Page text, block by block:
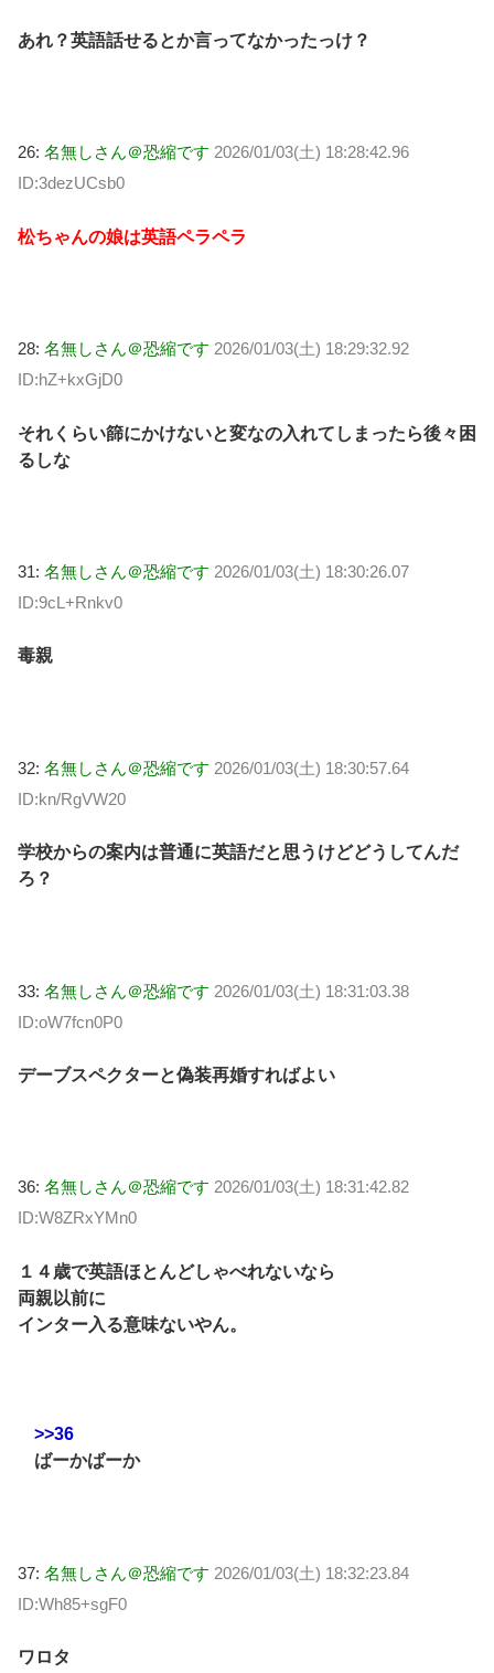
あれ？英語話せるとか言ってなかったっけ？
26: 名無しさん＠恐縮です 2026/01/03(土) 18:28:42.96
ID:3dezUCsb0
松ちゃんの娘は英語ペラペラ
28: 名無しさん＠恐縮です 2026/01/03(土) 18:29:32.92
ID:hZ+kxGjD0
それくらい篩にかけないと変なの入れてしまったら後々困
るしな
31: 名無しさん＠恐縮です 2026/01/03(土) 18:30:26.07
ID:9cL+Rnkv0
毒親
32: 名無しさん＠恐縮です 2026/01/03(土) 18:30:57.64
ID:kn/RgVW20
学校からの案内は普通に英語だと思うけどどうしてんだ
ろ？
33: 名無しさん＠恐縮です 2026/01/03(土) 18:31:03.38
ID:oW7fcn0P0
デーブスペクターと偽装再婚すればよい
36: 名無しさん＠恐縮です 2026/01/03(土) 18:31:42.82
ID:W8ZRxYMn0
１４歳で英語ほとんどしゃべれないなら
両親以前に
インター入る意味ないやん。
>>36
ばーかばーか
37: 名無しさん＠恐縮です 2026/01/03(土) 18:32:23.84
ID:Wh85+sgF0
ワロタ